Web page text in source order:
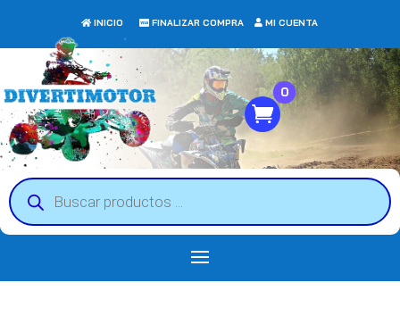
INICIO FINALIZAR COMPRA MI CUENTA
Búsqueda
de
productos
0